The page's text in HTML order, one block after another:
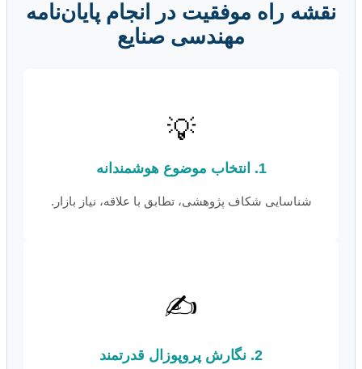
نقشه راه موفقیت در انجام پایان‌نامه
مهندسی صنایع
💡
1. انتخاب موضوع هوشمندانه
شناسایی شکاف پژوهشی، تطابق با علاقه، نیاز بازار.
✍️
2. نگارش پروپوزال قدرتمند